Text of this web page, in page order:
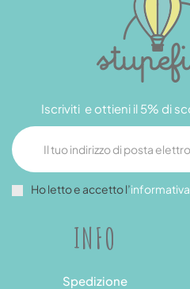
INFO
Spedizione
Iscriviti e ottieni il 5% di
Ho letto e accetto l’